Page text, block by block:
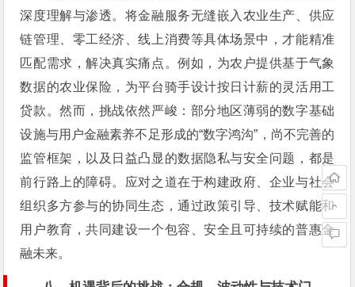
深度理解与渗透。将金融服务无缝嵌入农业生产、供应
链管理、零工经济、线上消费等具体场景中，才能精准
匹配需求，解决真实痛点。例如，为农户提供基于气象
数据的农业保险，为平台骑手设计按日计薪的灵活用工
贷款。然而，挑战依然严峻：部分地区薄弱的数字基础
设施与用户金融素养不足形成的“数字鸿沟”，尚不完善的
监管框架，以及日益凸显的数据隐私与安全问题，都是
前行路上的障碍。应对之道在于构建政府、企业与社会
组织多方参与的协同生态，通过政策引导、技术赋能和
用户教育，共同建设一个包容、安全且可持续的普惠金
融未来。